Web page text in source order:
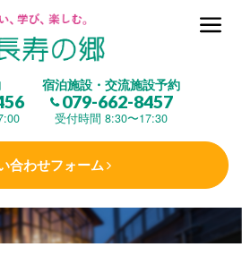
宿泊施設・交流施設予約
079-662-8457
受付時間 8:30〜17:30
合わせフォーム